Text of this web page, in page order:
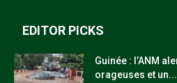
EDITOR PICKS
Guinée : l’ANM
orageuses et un...